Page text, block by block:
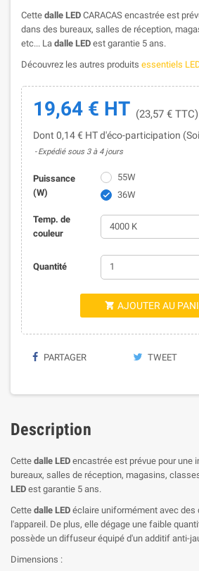
Cette dalle LED CARACAS encastrée est
dans des bureaux, salles de réception,
etc... La dalle LED est garantie 5 ans.
Découvrez les autres produits essentiels
19,64 € HT (23,57 € TTC)
Dont 0,14 € HT d'éco-participation
Expédié sous 3 à 4 jours
Puissance
(W)
55W
 36W
Temp. de
couleur
Quantité
 AJOUTER AU
PARTAGER TWEET
Description
Cette dalle LED encastrée est prévue pour une
bureaux, salles de réception, magasins,
LED est garantie 5 ans.
Cette dalle LED éclaire uniformément avec des
l'appareil. De plus, elle dégage une faible
possède un diffuseur équipé d'un additif anti-
Dimensions :